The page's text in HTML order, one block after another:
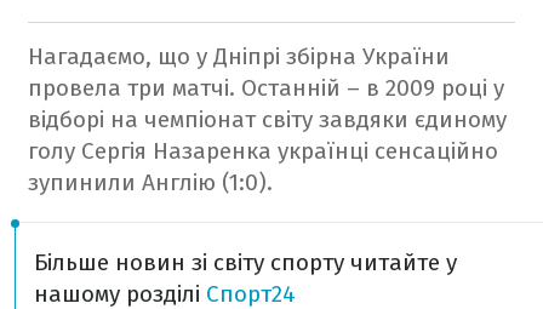
Нагадаємо, що у Дніпрі збірна України
провела три матчі. Останній – в 2009 році у
відборі на чемпіонат світу завдяки єдиному
голу Сергія Назаренка українці сенсаційно
зупинили Англію (1:0).
Більше новин зі світу спорту читайте у
нашому розділі Спорт24